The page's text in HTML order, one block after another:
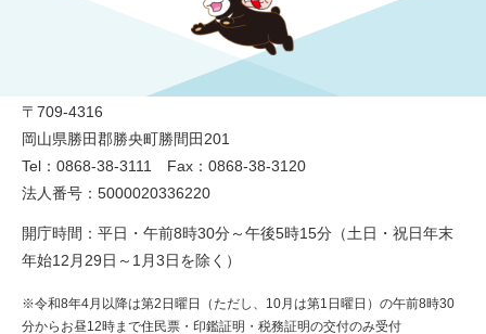
〒709-4316
岡山県勝田郡勝央町勝間田201
Tel：0868-38-3111 Fax：0868-38-3120
法人番号：5000020336220
開庁時間：平日・午前8時30分～午後5時15分（土日・祝日年末
年始12月29日～1月3日を除く）
※令和8年4月以降は第2日曜日（ただし、10月は第1日曜日）の午前8時30
分からお昼12時まで住民票・印鑑証明・税務証明の交付のみ受付